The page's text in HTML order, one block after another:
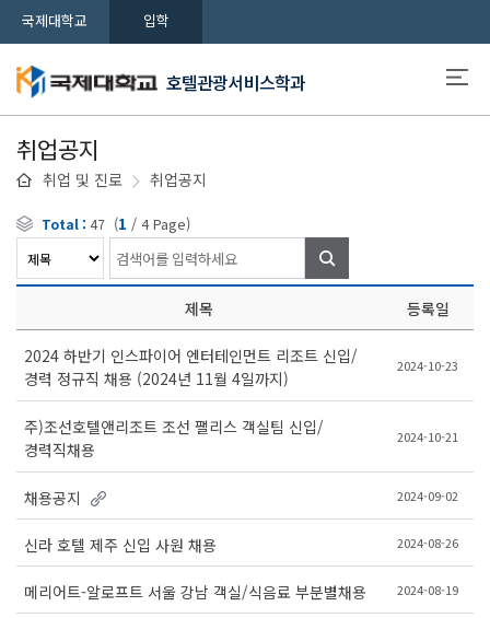
국제대학교 입학
호텔관광서비스학과
취업 및 진로 취업공지
취업공지
Total : 47 (1 / 4Page)
제목 등록일
2024 하반기 인스파이어 엔터테인먼트 리조트 신입/
경력 정규직 채용 (2024년 11월 4일까지)
2024-10-23
주)조선호텔앤리조트 조선 팰리스 객실팀 신입/
경력직채용
2024-10-21
채용공지 2024-09-02
신라 호텔 제주 신입 사원 채용 2024-08-26
메리어트-알로프트 서울 강남 객실/식음료 부분별채용 2024-08-19